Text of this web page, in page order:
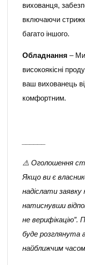
вихованця,
включаючи
багато іншого.
Обладнання – Ми
високоякісні
ваш вихованець
комфортним.
⚠️ Оголошення
Якщо ви є
надіслати
натиснувши
не верифікацію”.
буде розглянута
найближчим